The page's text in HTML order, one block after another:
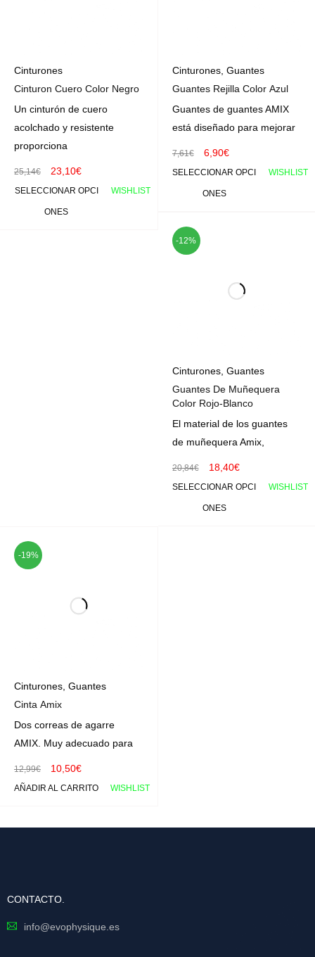
Cinturones
Cinturon Cuero Color Negro
Un cinturón de cuero
acolchado y resistente
proporciona
25,14€ 23,10€
SELECCIONAR OPCI
ONES
WISHLIST
Cinturones, Guantes
Guantes Rejilla Color Azul
Guantes de guantes AMIX
está diseñado para mejorar
7,61€ 6,90€
SELECCIONAR OPCI
ONES
WISHLIST
-12%
Cinturones, Guantes
Guantes De Muñequera
Color Rojo-Blanco
El material de los guantes
de muñequera Amix,
20,84€ 18,40€
SELECCIONAR OPCI
ONES
WISHLIST
-19%
Cinturones Guantes
Cinta Amix
Dos correas de agarre
AMIX. Muy adecuado para
12,99€ 10,50€
AÑADIR AL CARRITO WISHLIST
CONTACTO.
info@evophysique.es